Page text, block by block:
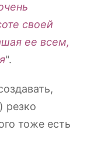
своей
ее всем,
".
резко
тоже есть